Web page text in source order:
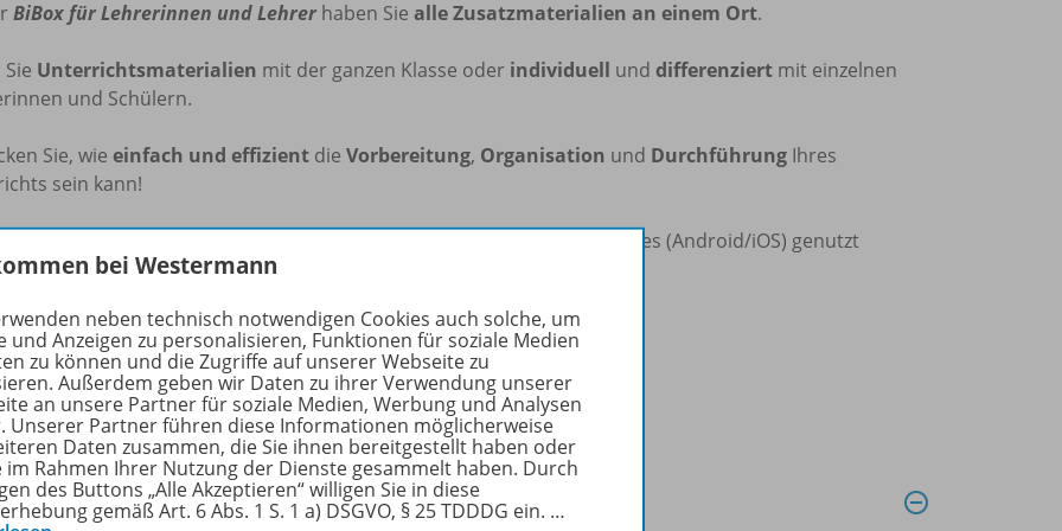
BiBox für Lehrerinnen und Lehrer haben Sie alle Zusatzmaterialien an einem Ort.
Sie Unterrichtsmaterialien mit der ganzen Klasse oder individuell und differenziert mit einzelnen
und Schülern.
Sie, wie einfach und effizient die Vorbereitung, Organisation und Durchführung Ihres
sein kann!
kann flexibel auf dem PC (Windows/macOS), Tablets und Smartphones (Android/iOS) genutzt
auchohne Internetverbindung
Informationen zur BiBox finden Sie aufwww.bibox.schule
Sie mehr über die Reihe
bei Westermann
neben technisch notwendigen Cookies auch solche, um
und Anzeigen zu personalisieren, Funktionen für soziale Medien
zu können und die Zugriffe auf unserer Webseite zu
Außerdem geben wir Daten zu ihrer Verwendung unserer
an unsere Partner für soziale Medien, Werbung und Analysen
Unserer Partner führen diese Informationen möglicherweise
Daten zusammen, die Sie ihnen bereitgestellt haben oder
im Rahmen Ihrer Nutzung der Dienste gesammelt haben. Durch
des Buttons „Alle Akzeptieren“ willigen Sie in diese
gemäß Art. 6 Abs. 1 S. 1 a) DSGVO, § 25 TDDDG ein. …